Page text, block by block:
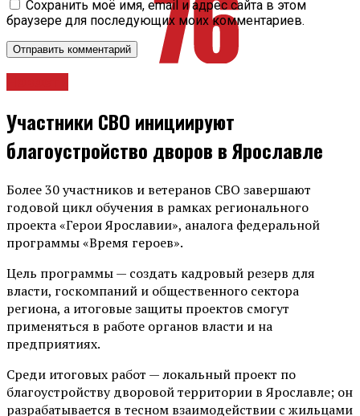
Сохранить моё имя, email и адрес сайта в этом
браузере для последующих моих комментариев.
Участники СВО инициируют
благоустройство дворов в Ярославле
Более 30 участников и ветеранов СВО завершают
годовой цикл обучения в рамках регионального
проекта «Герои Ярославии», аналога федеральной
программы «Время героев».
Цель программы — создать кадровый резерв для
власти, госкомпаний и общественного сектора
региона, а итоговые защиты проектов смогут
применяться в работе органов власти и на
предприятиях.
Среди итоговых работ — локальный проект по
благоустройству дворовой территории в Ярославле; он
разрабатывается в тесном взаимодействии с жильцами